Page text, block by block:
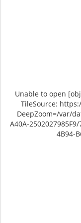
Unable to open
TileSource:
DeepZoom=/var/
A40A-
4B94-